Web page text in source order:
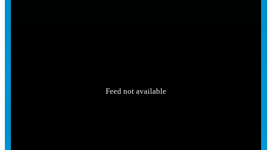
Feed not available